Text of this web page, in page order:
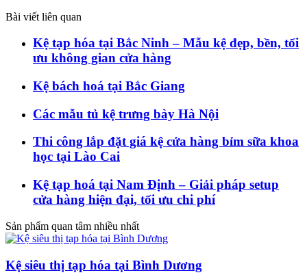
Bài viết liên quan
Kệ tạp hóa tại Bắc Ninh – Mẫu kệ đẹp, bền, tối
ưu không gian cửa hàng
Kệ bách hoá tại Bắc Giang
Các mẫu tủ kệ trưng bày Hà Nội
Thi công lắp đặt giá kệ cửa hàng bỉm sữa khoa
học tại Lào Cai
Kệ tạp hoá tại Nam Định – Giải pháp setup
cửa hàng hiện đại, tối ưu chi phí
Sản phẩm quan tâm nhiều nhất
Kệ siêu thị tạp hóa tại Bình Dương